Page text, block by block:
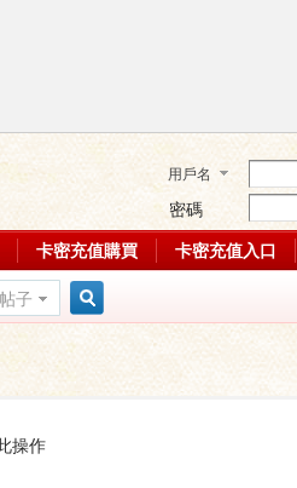
用戶名
密碼
卡密充值購買 卡密充值入口
帖子
操作